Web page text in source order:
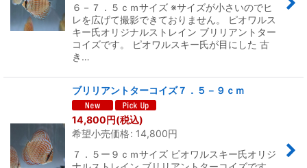
６－７．５ｃｍサイズ ※サイズが小さいのでヒ
レを広げて撮影できておりません。 ピオワルス
キー氏オリジナルストレイン ブリリアントター
コイズです。 ピオワルスキー氏が目にした 古
き…
ブリリアントターコイズ７．５－９ｃｍ
14,800円(税込)
希望小売価格: 14,800円
７．５ー９ｃｍサイズ ピオワルスキー氏オリジ